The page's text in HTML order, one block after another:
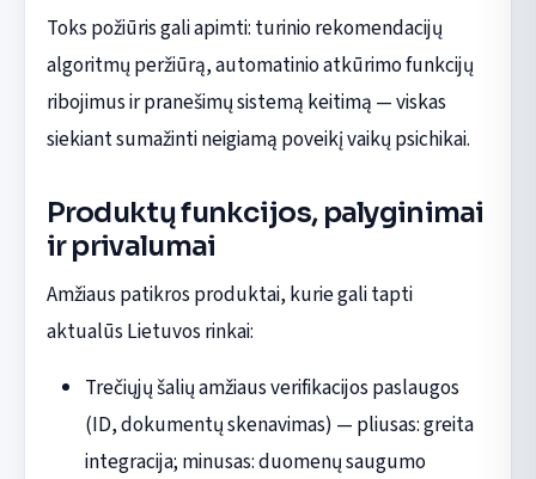
Toks požiūris gali apimti: turinio rekomendacijų
algoritmų peržiūrą, automatinio atkūrimo funkcijų
ribojimus ir pranešimų sistemą keitimą — viskas
siekiant sumažinti neigiamą poveikį vaikų psichikai.
Produktų funkcijos, palyginimai
ir privalumai
Amžiaus patikros produktai, kurie gali tapti
aktualūs Lietuvos rinkai:
Trečiųjų šalių amžiaus verifikacijos paslaugos
(ID, dokumentų skenavimas) — pliusas: greita
integracija; minusas: duomenų saugumo